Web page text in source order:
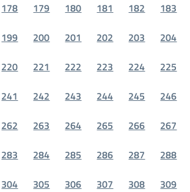
178 179 180 181 182 183
199 200 201 202 203 204
220 221 222 223 224 225
241 242 243 244 245 246
262 263 264 265 266 267
283 284 285 286 287 288
304 305 306 307 308 309